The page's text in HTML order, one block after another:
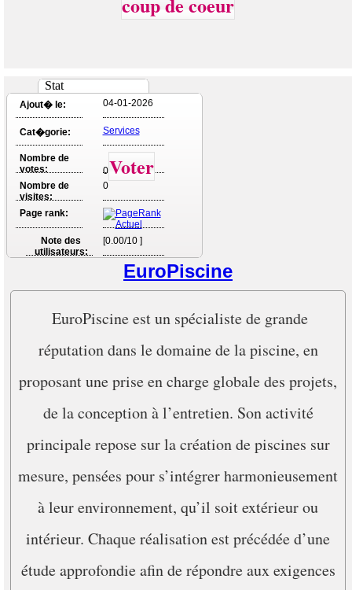
Stat
Ajout� le: 04-01-2026
Cat�gorie: Services
Nombre de
votes:
0Voter
Nombre de
visites:
0
Page rank:
Note des
utilisateurs:
[0.00/10 ]
EuroPiscine
EuroPiscine est un spécialiste de grande
réputation dans le domaine de la piscine, en
proposant une prise en charge globale des projets,
de la conception à l’entretien. Son activité
principale repose sur la création de piscines sur
mesure, pensées pour s’intégrer harmonieusement
à leur environnement, qu’il soit extérieur ou
intérieur. Chaque réalisation est précédée d’une
étude approfondie afin de répondre aux exigences